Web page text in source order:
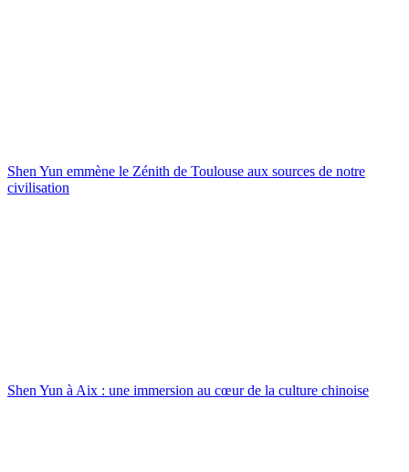
Shen Yun emmène le Zénith de Toulouse aux sources de notre
civilisation
Shen Yun à Aix : une immersion au cœur de la culture chinoise